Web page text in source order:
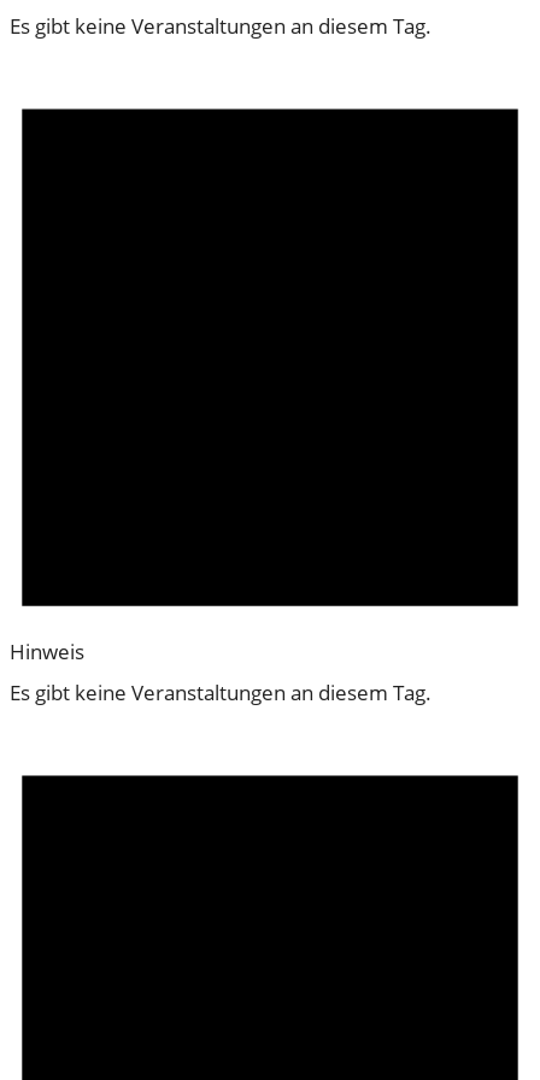
Es gibt keine Veranstaltungen an diesem Tag.
Hinweis
Es gibt keine Veranstaltungen an diesem Tag.